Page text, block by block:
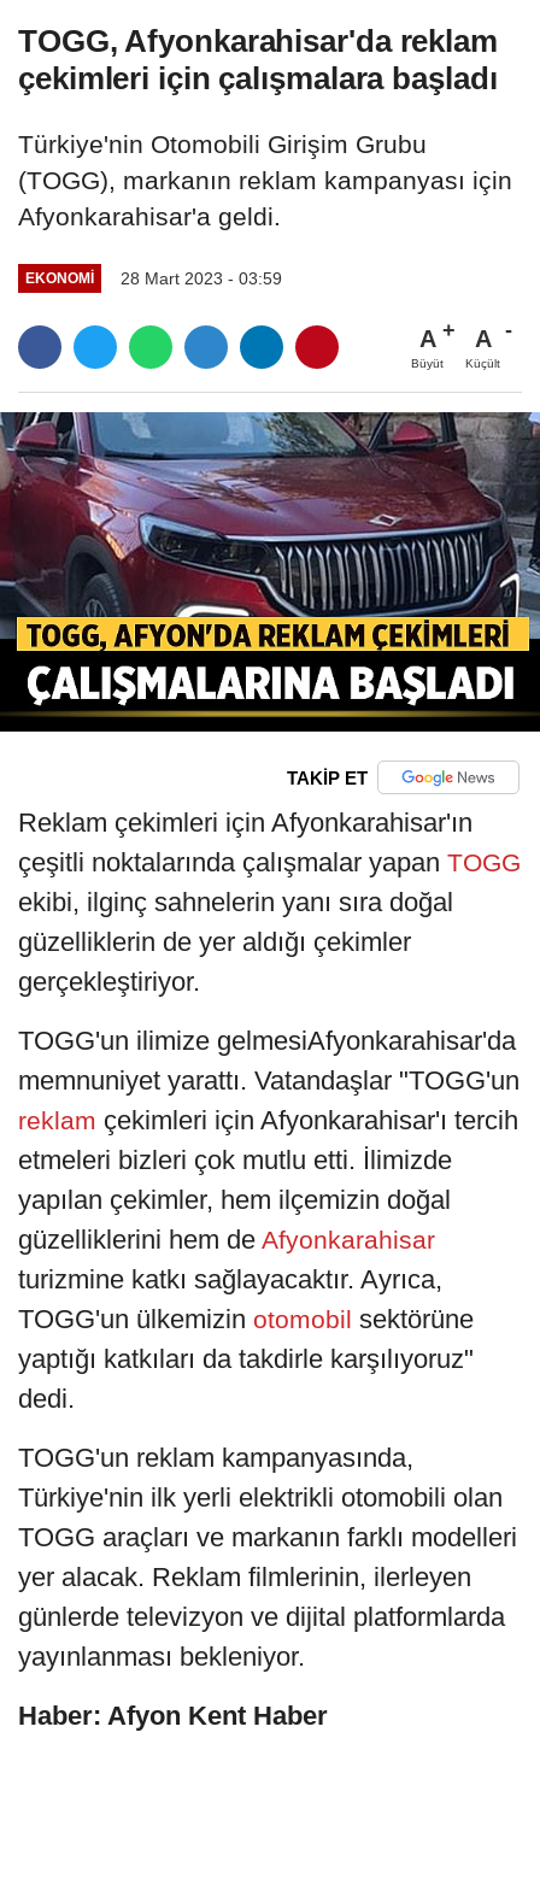
TOGG, Afyonkarahisar'da reklam
çekimleri için çalışmalara başladı
Türkiye'nin Otomobili Girişim Grubu
(TOGG), markanın reklam kampanyası için
Afyonkarahisar'a geldi.
EKONOMI 28 Mart 2023 - 03:59
A
Büyüt
A
Küçült
TAKİP ET
Reklam çekimleri için Afyonkarahisar'ın
çeşitli noktalarında çalışmalar yapan TOGG
ekibi, ilginç sahnelerin yanı sıra doğal
güzelliklerin de yer aldığı çekimler
gerçekleştiriyor.
TOGG'un ilimize gelmesiAfyonkarahisar'da
memnuniyet yarattı. Vatandaşlar "TOGG'un
reklam çekimleri için Afyonkarahisar'ı tercih
etmeleri bizleri çok mutlu etti. İlimizde
yapılan çekimler, hem ilçemizin doğal
güzelliklerini hem de Afyonkarahisar
turizmine katkı sağlayacaktır. Ayrıca,
TOGG'un ülkemizin otomobil sektörüne
yaptığı katkıları da takdirle karşılıyoruz"
dedi.
TOGG'un reklam kampanyasında,
Türkiye'nin ilk yerli elektrikli otomobili olan
TOGG araçları ve markanın farklı modelleri
yer alacak. Reklam filmlerinin, ilerleyen
günlerde televizyon ve dijital platformlarda
yayınlanması bekleniyor.
Haber: Afyon Kent Haber